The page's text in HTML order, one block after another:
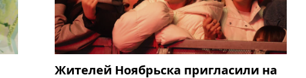
Жителей Ноябрьска пригласили на